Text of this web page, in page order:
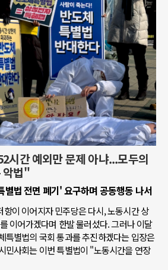
시간 예외만 문제 아냐...모두의
악법"
법 전면 폐기' 요구하며 공동행동 나서
이 이어지자 민주당은 다시, 노동시간 상
이어가겠다며 한발 물러섰다. 그러나 이달
특별법의 국회 통과를 추진하겠다는 입장은
민사회는 이번 특별법이 "노동시간을 연장